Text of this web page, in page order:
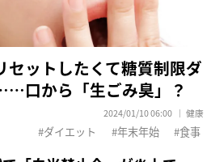
セットしたくて糖質制限ダ
口から「生ごみ臭」？
2024/01/10 06:00 健康
ダイエット 年末年始 食事